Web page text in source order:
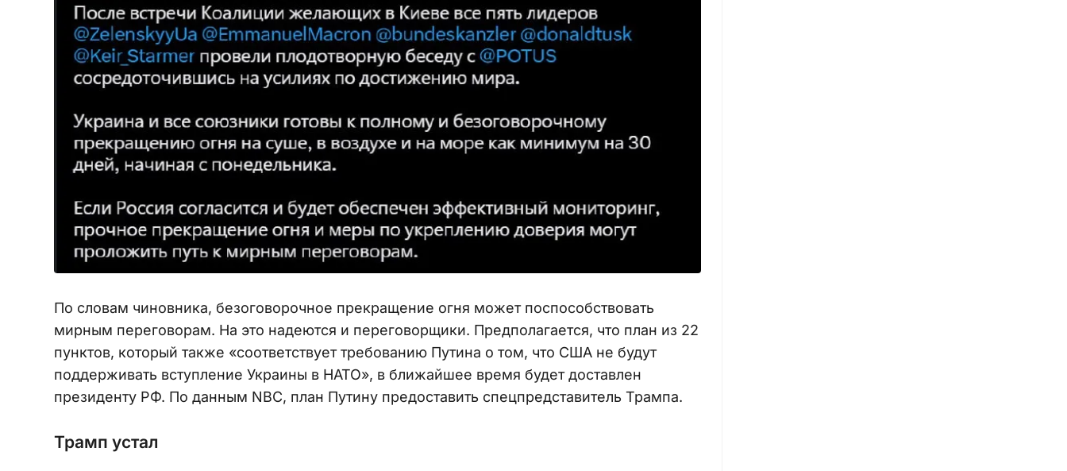
По словам чиновника, безоговорочное прекращение огня может поспособствовать
мирным переговорам. На это надеются и переговорщики. Предполагается, что план из 22
пунктов, который также «соответствует требованию Путина о том, что США не будут
поддерживать вступление Украины в НАТО», в ближайшее время будет доставлен
президенту РФ. По данным NBC, план Путину предоставить спецпредставитель Трампа.
Трамп устал